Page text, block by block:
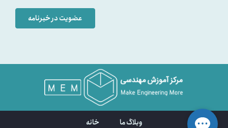
عضویت در خبرنامه
وبلاگ ما خانه